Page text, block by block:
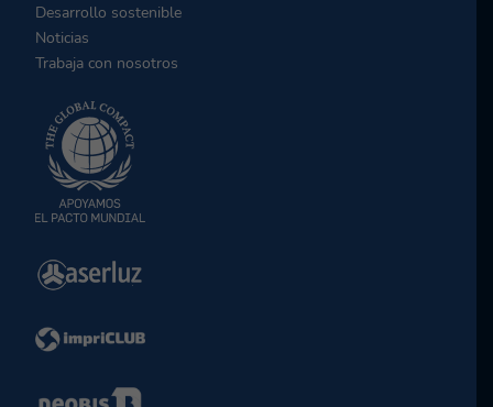
Desarrollo sostenible
Noticias
Trabaja con nosotros